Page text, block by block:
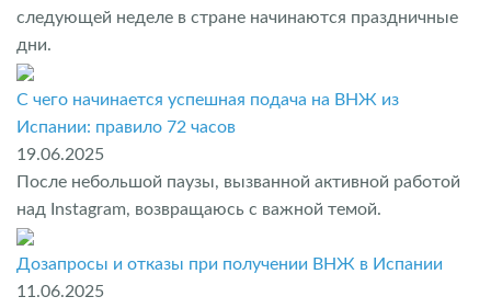
следующей неделе в стране начинаются праздничные
дни.
С чего начинается успешная подача на ВНЖ из
Испании: правило 72 часов
19.06.2025
После небольшой паузы, вызванной активной работой
над Instagram, возвращаюсь с важной темой.
Дозапросы и отказы при получении ВНЖ в Испании
11.06.2025